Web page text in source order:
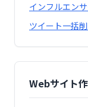
インフルエン
ツイート一括
Webサイト